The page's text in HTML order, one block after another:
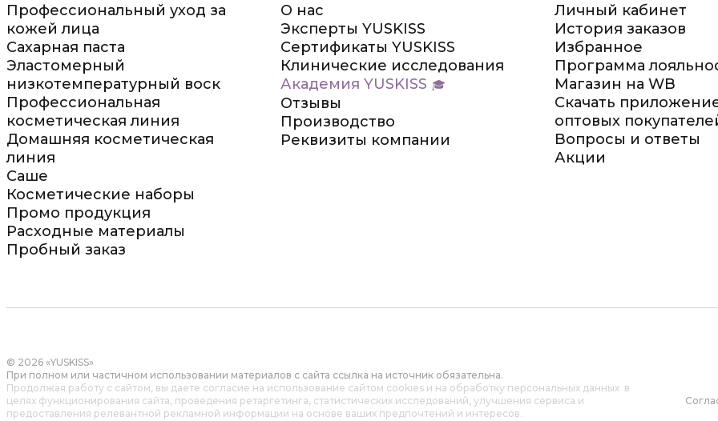
Профессиональный уход за
кожей лица
Сахарная паста
Эластомерный
низкотемпературный воск
Профессиональная
косметическая линия
Домашняя косметическая
линия
Саше
Косметические наборы
Промо продукция
Расходные материалы
Пробный заказ
О нас
Эксперты YUSKISS
Сертификаты YUSKISS
Клинические исследования
Академия YUSKISS
Отзывы
Производство
Реквизиты компании
Личный кабинет
История заказов
Избранное
Программа
Магазин на WB
Скачать
оптовых
Вопросы и ответы
Акции
© 2026 «YUSKISS»
При полном или частичном использовании материалов с сайта ссылка на источник обязательна.
Продолжая работу с сайтом, вы даете согласие на использование сайтом cookies и на обработку персональных данных в
целях функционирования сайта, проведения ретаргетинга, статистических исследований, улучшения сервиса и
предоставления релевантной рекламной информации на основе ваших предпочтений и интересов.